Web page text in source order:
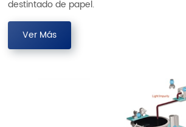
destintado de papel.
Ver Más